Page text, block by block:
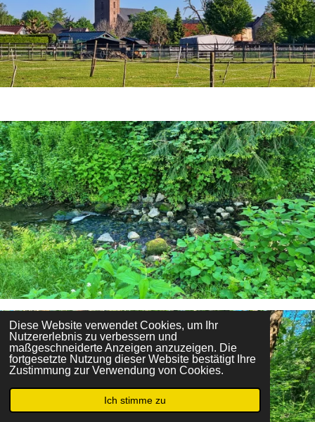
Diese Website verwendet Cookies, um Ihr
Nutzererlebnis zu verbessern und
maßgeschneiderte Anzeigen anzuzeigen. Die
fortgesetzte Nutzung dieser Website bestätigt Ihre
Zustimmung zur Verwendung von Cookies.
Ich stimme zu